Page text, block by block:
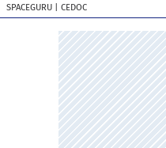
SPACEGURU | CEDOC